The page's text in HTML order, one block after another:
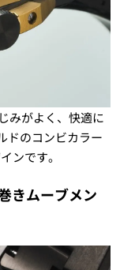
みがよく、快適に
ドのコンビカラー
ンです。
きムーブメン